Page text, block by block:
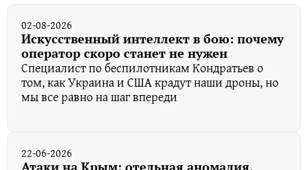
02-08-2026
Искусственный интеллект в бою: почему
оператор скоро станет не нужен
Специалист по беспилотникам Кондратьев о
том, как Украина и США крадут наши дроны, но
мы все равно на шаг впереди
22-06-2026